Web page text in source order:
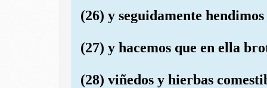
(26) y seguidamente
(27) y hacemos que en ella
(28) viñedos y hierbas